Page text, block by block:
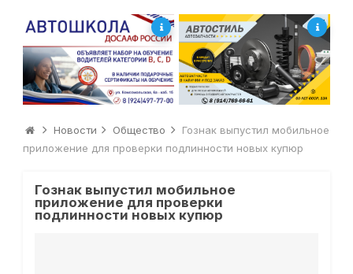
Новости Общество
Гознак выпустил мобильное
приложение для проверки подлинности новых купюр
Гознак выпустил мобильное
приложение для проверки
подлинности новых купюр